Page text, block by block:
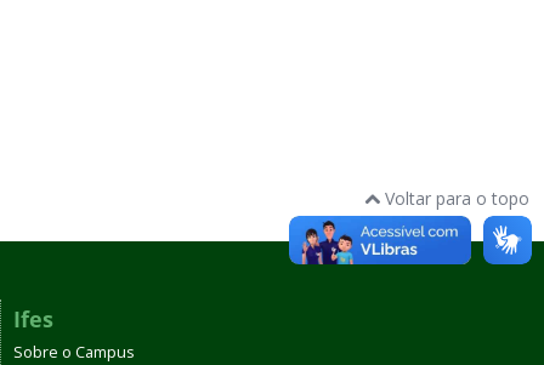
Voltar para o topo
Ifes
Sobre o Campus